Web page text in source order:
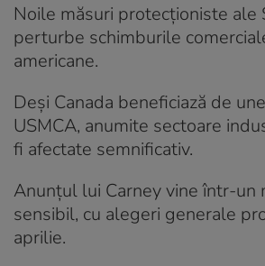
Noile măsuri protecționiste ale
perturbe schimburile
americane.
Deși Canada beneficiază de
USMCA, anumite sectoare
fi afectate semnificativ.
Anunțul lui Carney vine într-un
sensibil, cu alegeri generale
aprilie.